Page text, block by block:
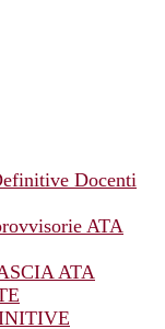
Docenti
ATA
ATA